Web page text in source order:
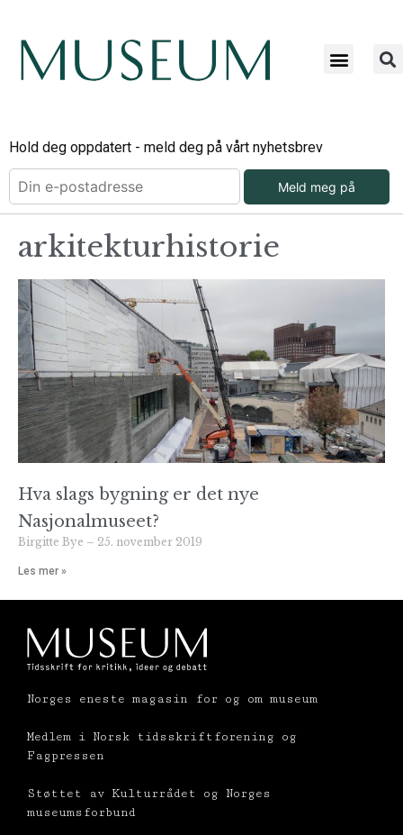
Hold deg oppdatert - meld deg på vårt nyhetsbrev
Meld meg på
arkitekturhistorie
Hva slags bygning er det nye
Nasjonalmuseet?
Birgitte Bye 25. november 2019
Les mer »
Norges eneste magasin for og om museum
Medlem i Norsk tidsskriftforening og
Fagpressen
Støttet av Kulturrådet og Norges
museumsforbund